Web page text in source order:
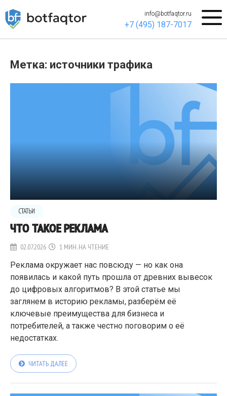
info@botfaqtor.ru
+7 (495) 187-7017
Метка: источники трафика
СТАТЬИ
ЧТО ТАКОЕ РЕКЛАМА
02.07.2026 1 МИН. НА ЧТЕНИЕ
Реклама окружает нас повсюду — но как она
появилась и какой путь прошла от древних вывесок
до цифровых алгоритмов? В этой статье мы
заглянем в историю рекламы, разберём её
ключевые преимущества для бизнеса и
потребителей, а также честно поговорим о её
недостатках.
ЧИТАТЬ ДАЛЕЕ